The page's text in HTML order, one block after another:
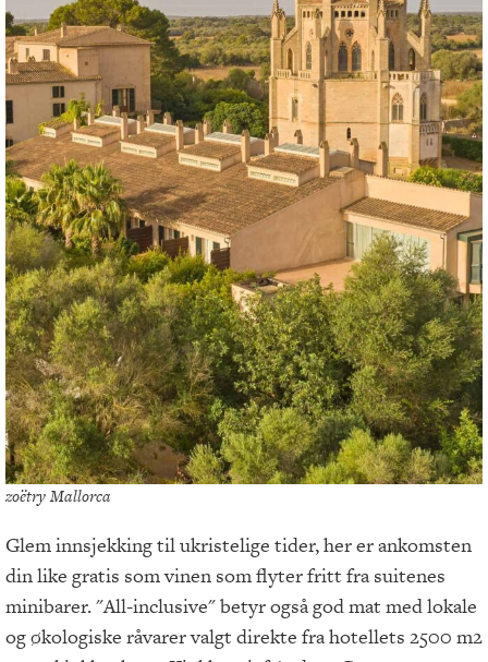
zoëtry Mallorca
Glem innsjekking til ukristelige tider, her er ankomsten
din like gratis som vinen som flyter fritt fra suitenes
minibarer. "All-inclusive" betyr også god mat med lokale
og økologiske råvarer valgt direkte fra hotellets 2500 m2